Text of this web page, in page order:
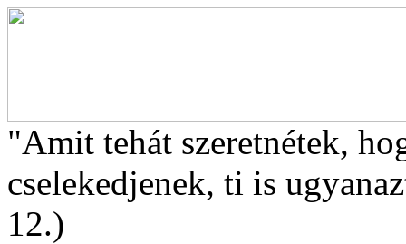
"Amit tehát szeretnétek,
cselekedjenek, ti is
12.)